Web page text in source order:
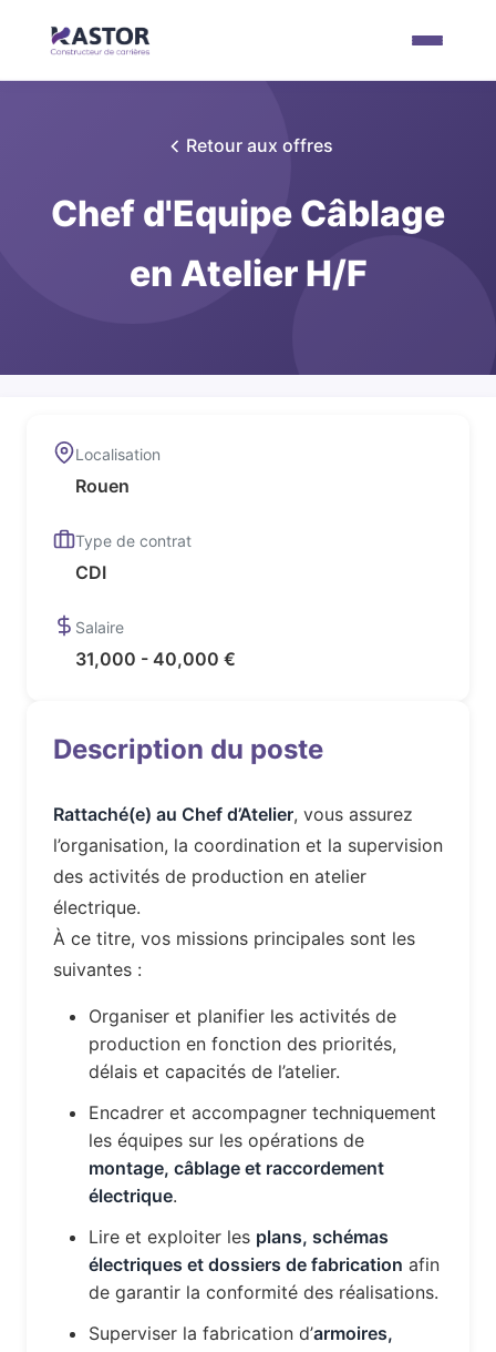
Retour aux offres
Chef d'Equipe Câblage
en Atelier H/F
Localisation
Rouen
Type de contrat
CDI
Salaire
31,000 - 40,000 €
Description du poste
Rattaché(e) au Chef d’Atelier, vous assurez
l’organisation, la coordination et la supervision
des activités de production en atelier
électrique.
À ce titre, vos missions principales sont les
suivantes :
Organiser et planifier les activités de
production en fonction des priorités,
délais et capacités de l’atelier.
Encadrer et accompagner techniquement
les équipes sur les opérations de
montage, câblage et raccordement
électrique.
Lire et exploiter les plans, schémas
électriques et dossiers de fabrication afin
de garantir la conformité des réalisations.
Superviser la fabrication d’armoires,